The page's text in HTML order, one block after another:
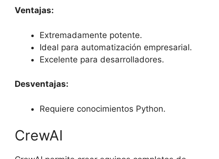
Ventajas:
Extremadamente potente.
Ideal para automatización empresarial.
Excelente para desarrolladores.
Desventajas:
Requiere conocimientos Python.
CrewAI